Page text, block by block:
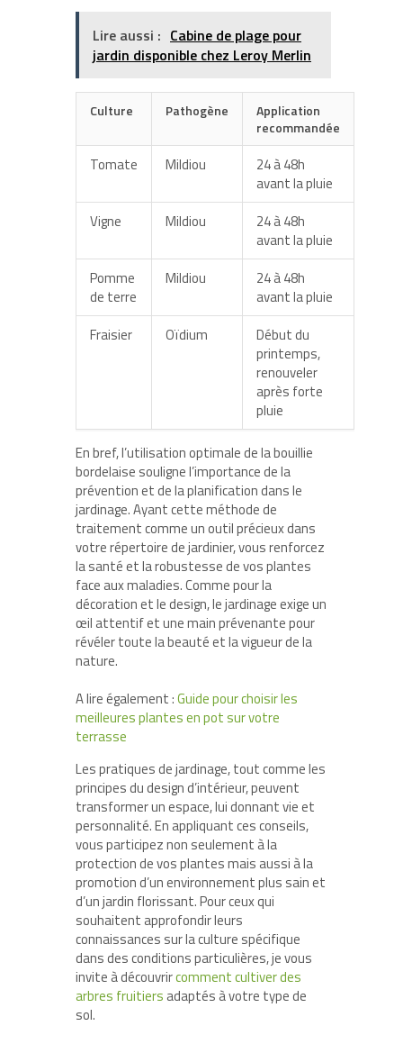
Lire aussi : Cabine de plage pour
jardin disponible chez Leroy Merlin
Culture Pathogène
Application
recommandée
Tomate Mildiou
24 à 48h
avant la pluie
Vigne
Mildiou
24 à 48h
avant la pluie
Pomme
de terre
Mildiou
24 à 48h
avant la pluie
Fraisier
Oïdium
Début du
printemps,
renouveler
après forte
pluie
En bref, l’utilisation optimale de la bouillie
bordelaise souligne l’importance de la
prévention et de la planification dans le
jardinage. Ayant cette méthode de
traitement comme un outil précieux dans
votre répertoire de jardinier, vous renforcez
la santé et la robustesse de vos plantes
face aux maladies. Comme pour la
décoration et le design, le jardinage exige un
œil attentif et une main prévenante pour
révéler toute la beauté et la vigueur de la
nature.
A lire également :Guide pour choisir les
meilleures plantes en pot sur votre
terrasse
Les pratiques de jardinage, tout comme les
principes du design d’intérieur, peuvent
transformer un espace, lui donnant vie et
personnalité. En appliquant ces conseils,
vous participez non seulement à la
protection de vos plantes mais aussi à la
promotion d’un environnement plus sain et
d’un jardin florissant. Pour ceux qui
souhaitent approfondir leurs
connaissances sur la culture spécifique
dans des conditions particulières, je vous
invite à découvrircomment cultiver des
arbres fruitiers adaptés à votre type de
sol.